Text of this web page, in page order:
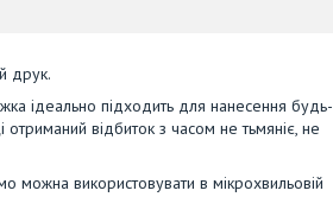
друк.
ідеально підходить для нанесення будь-
отриманий відбиток з часом не тьмяніє, не
можна використовувати в мікрохвильовій